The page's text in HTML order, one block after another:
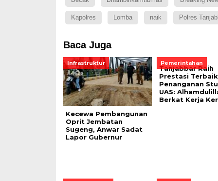
Kapolres Lomba naik Polres
Baca Juga
Infrastruktur
Kecewa Pembangunan
Oprit Jembatan
Sugeng, Anwar Sadat
Lapor Gubernur
Pemerintahan
Tanjabbar Raih
Prestasi Terbaik
Penanganan
UAS:
Berkat Kerja